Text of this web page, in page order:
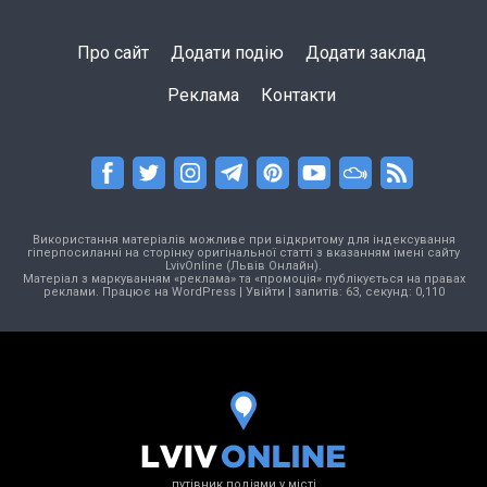
Про сайт Додати подію Додати заклад
Реклама Контакти
Використання матеріалів можливе при відкритому для індексування
гіперпосиланні на сторінку оригінальної статті з вказанням імені сайту
LvivOnline (Львів Онлайн).
Матеріал з маркуванням «реклама» та «промоція» публікується на правах
реклами. Працює на WordPress| Увійти | запитів: 63, секунд: 0,110